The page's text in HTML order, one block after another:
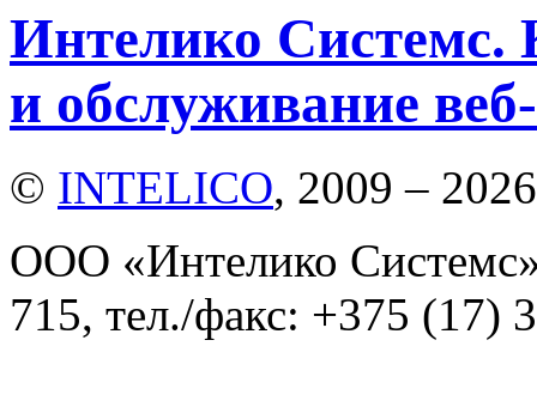
Интелико Системс.
и обслуживание
© INTELICO, 2009 – 2026
ООО «Интелико
715, тел./факс: +375 (17)